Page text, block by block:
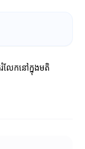
លែកនៅក្នុងមតិ